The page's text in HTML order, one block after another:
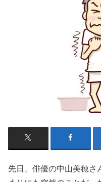
先日、俳優の中山美穂さ